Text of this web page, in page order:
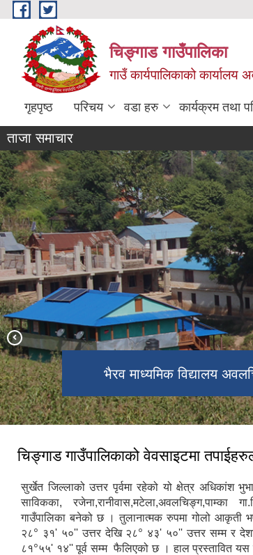
Skip to main content
चिङ्गाड गाउँपालिका
गाउँ कार्यपालिकाको
गृहपृष्ठ परिचय वडा हरु कार्यक्रम तथा
ताजा समाचार
चिङ्गाड गाउँपालिकाको कार्यालय
भैरव माध्यमिक विद्यालय
जनता मावि रानिवास
चिङ्गाड गाउँपालिकाको वेवसाइटमा
सुर्खेत जिल्लाको उत्तर पृर्वमा रहेको यो क्षेत्र अधिकांश
साविकका, रजेना,रानीवास,मटेला,अवलचिङ्ग,पाम्का
गाउँपालिका बनेको छ । तुलानात्मक रुपमा गोलो आकृती
२८० ३१' ५०'' उत्तर देखि २८० ४३' ५०'' उत्तर सम्म र
८१०५५' १४'' पूर्व सम्म फैलिएको छ । हाल प्रस्तावित यस